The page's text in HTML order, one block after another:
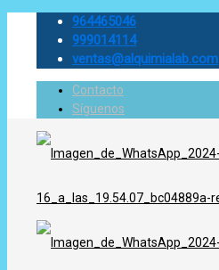
964465046
999014114
ventas@alquimialab.com
Contacto
Síguenos